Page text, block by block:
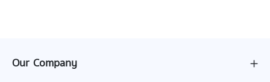
Our Company